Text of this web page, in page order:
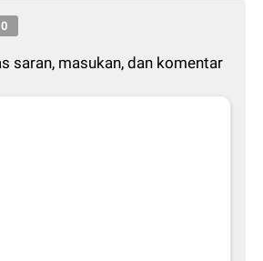
0
saran, masukan, dan komentar